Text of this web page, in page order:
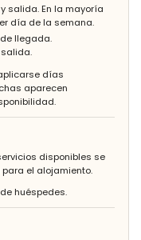
salida. En la mayoría
día de la semana.
llegada.
días
aparecen
disponibles se
el alojamiento.
huéspedes.